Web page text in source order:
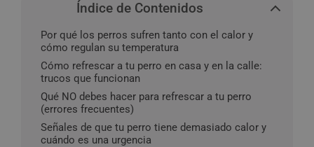
Índice de Contenidos
Por qué los perros sufren tanto con el calor y
cómo regulan su temperatura
Cómo refrescar a tu perro en casa y en la calle:
trucos que funcionan
Qué NO debes hacer para refrescar a tu perro
(errores frecuentes)
Señales de que tu perro tiene demasiado calor y
cuándo es una urgencia